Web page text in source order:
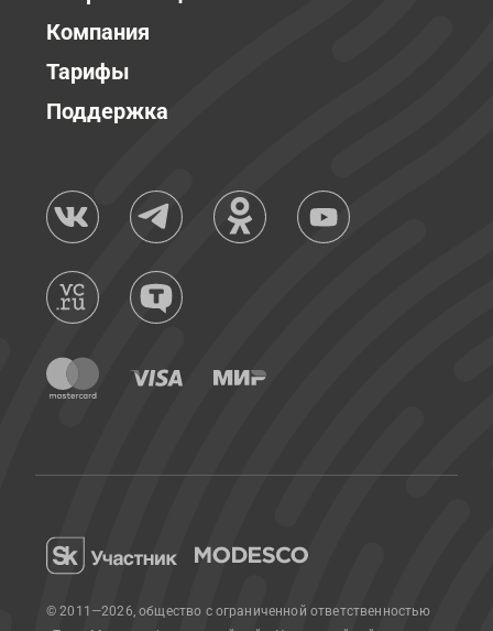
Компания
Тарифы
Поддержка
© 2011—2026, общество с ограниченной ответственностью